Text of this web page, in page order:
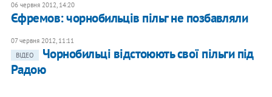
06 червня 2012, 14:20
Єфремов: чорнобильців пільг не позбавляли
07 червня 2012, 11:11
ВІДЕО
Чорнобильці відстоюють свої пільги під
Радою